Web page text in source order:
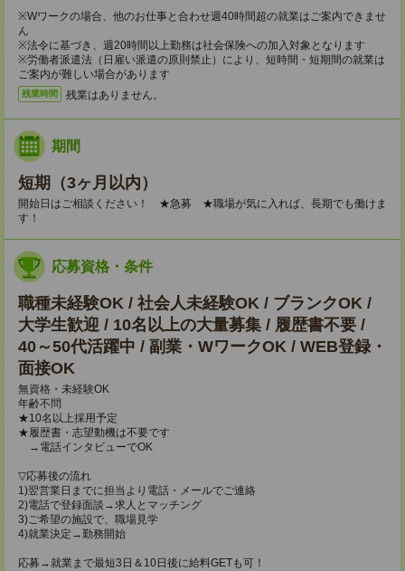
※Wワークの場合、他のお仕事と合わせ週40時間超の就業はご案内できませ
ん
※法令に基づき、週20時間以上勤務は社会保険への加入対象となります
※労働者派遣法（日雇い派遣の原則禁止）により、短時間・短期間の就業は
ご案内が難しい場合があります
残業時間 残業はありません。
期間
短期（3ヶ月以内）
開始日はご相談ください！ ★急募 ★職場が気に入れば、長期でも働けま
す！
応募資格・条件
職種未経験OK / 社会人未経験OK / ブランクOK /
大学生歓迎 / 10名以上の大量募集 / 履歴書不要 /
40～50代活躍中 / 副業・WワークOK / WEB登録・
面接OK
無資格・未経験OK
年齢不問
★10名以上採用予定
★履歴書・志望動機は不要です
→電話インタビューでOK
▽応募後の流れ
1)翌営業日までに担当より電話・メールでご連絡
2)電話で登録面談→求人とマッチング
3)ご希望の施設で、職場見学
4)就業決定→勤務開始
応募→就業まで最短3日＆10日後に給料GETも可！